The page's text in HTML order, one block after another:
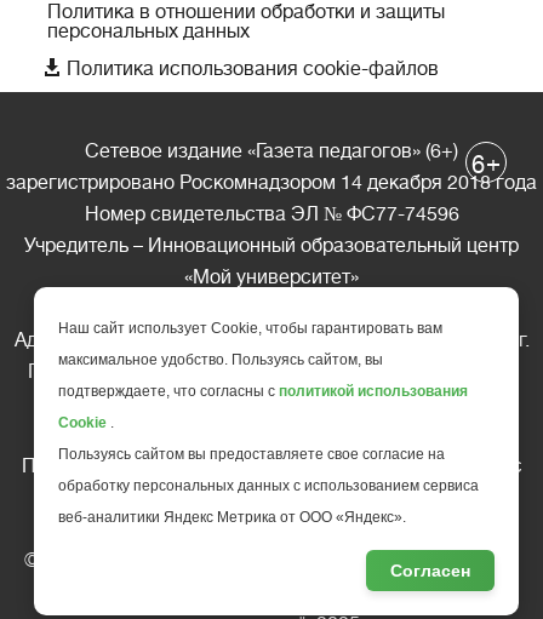
Политика в отношении обработки и защиты
персональных данных
 Политика использования cookie-файлов
Сетевое издание «Газета педагогов» (6+)
зарегистрировано Роскомнадзором 14 декабря 2018 года
Номер свидетельства ЭЛ № ФС77-74596
Учредитель – Инновационный образовательный центр
«Мой университет»
Адрес редакции: 185035 Россия, Республика Карелия, г.
Петрозаводск, ул. Фридриха Энгельса д.10, офис 211
Телефон редакции: +7 (499) 685-10-45
Перепечатка материалов газеты допускается только c
письменного разрешения редакции
Ссылка на «Газету педагогов» обязательна.
© АНО ДПО "Инновационный образовательный центр
повышения квалификации и переподготовки "Мой
6+
Наш сайт использует Cookie, чтобы гарантировать вам
максимальное удобство. Пользуясь сайтом, вы
подтверждаете, что согласны с политикой использования
Cookie .
Пользуясь сайтом вы предоставляете свое согласие на
обработку персональных данных с использованием сервиса
веб-аналитики Яндекс Метрика от ООО «Яндекс».
Согласен